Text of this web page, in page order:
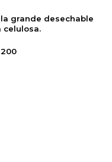
grande desechable
celulosa.